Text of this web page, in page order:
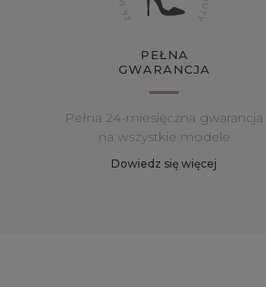
PEŁNA
GWARANCJA
Pełna 24-miesięczna gwarancja
na wszystkie modele
Dowiedz się więcej